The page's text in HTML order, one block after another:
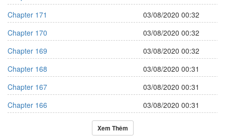
Chapter 171
03/08/2020 00:32
Chapter 170
03/08/2020 00:32
Chapter 169
03/08/2020 00:32
Chapter 168
03/08/2020 00:31
Chapter 167
03/08/2020 00:31
Chapter 166
03/08/2020 00:31
Xem Thêm